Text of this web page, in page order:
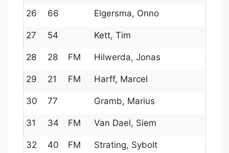
26 66 Elgersma, Onno
27 54 Kett, Tim
28 28 FM Hilwerda, Jonas
29 21 FM Harff, Marcel
30 77 Gramb, Marius
31 34 FM Van Dael, Siem
32 40 FM Strating, Sybolt